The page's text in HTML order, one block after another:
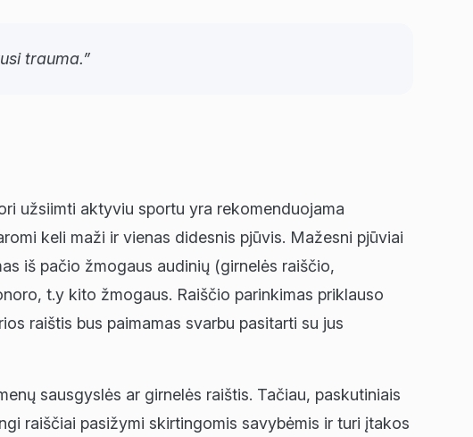
trauma.”
užsiimti aktyviu sportu yra rekomenduojama
keli maži ir vienas didesnis pjūvis. Mažesni pjūviai
iš pačio žmogaus audinių (girnelės raiščio,
t.y kito žmogaus. Raiščio parinkimas priklauso
raištis bus paimamas svarbu pasitarti su jus
sausgyslės ar girnelės raištis. Tačiau, paskutiniais
raiščiai pasižymi skirtingomis savybėmis ir turi įtakos